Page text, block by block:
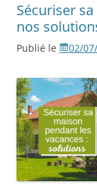
Sécuriser
nos
Publié le 02/